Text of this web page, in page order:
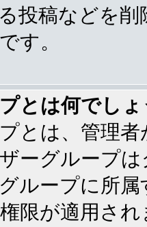
投稿などを
す。
とは何でし
とは、管理
ーグループ
ループに所
限が適用さ